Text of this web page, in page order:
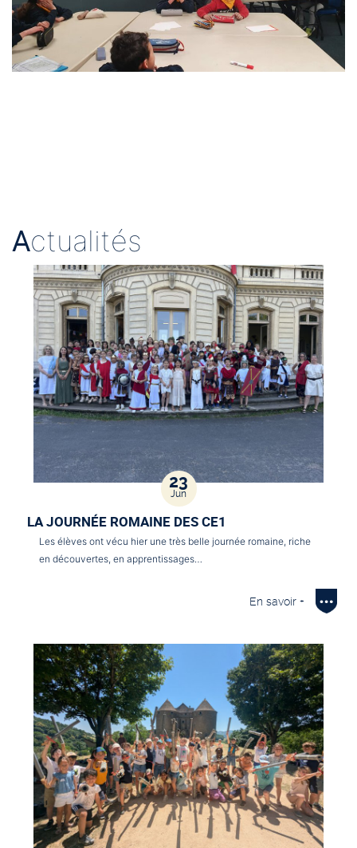
Actualités
23
Jun
LA JOURNÉE ROMAINE DES CE1
Les élèves ont vécu hier une très belle journée romaine, riche
en découvertes, en apprentissages…
En savoir +